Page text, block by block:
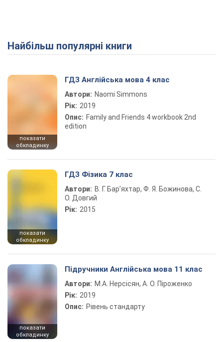
Play Video
Найбільш популярні книги
показати
обкладинку
ГДЗ Англійська мова 4 клас
Автори: Naomi Simmons
Рік: 2019
Опис: Family and Friends 4 workbook 2nd
edition
показати
обкладинку
ГДЗ Фізика 7 клас
Автори: В. Г. Бар’яхтар, Ф. Я. Божинова, С.
О. Довгий
Рік: 2015
показати
обкладинку
Підручники Англійська мова 11 клас
Автори: М.А. Нерсісян, А. О. Піроженко
Рік: 2019
Опис: Рівень стандарту